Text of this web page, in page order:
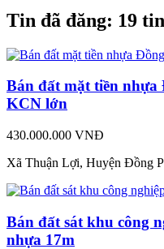
Tin đã đăng: 19 tin
Bán đất mặt tiền
KCN lớn
430.000.000 VNĐ
Xã Thuận Lợi, Huyện Đồng
Bán đất sát khu công
nhựa 17m